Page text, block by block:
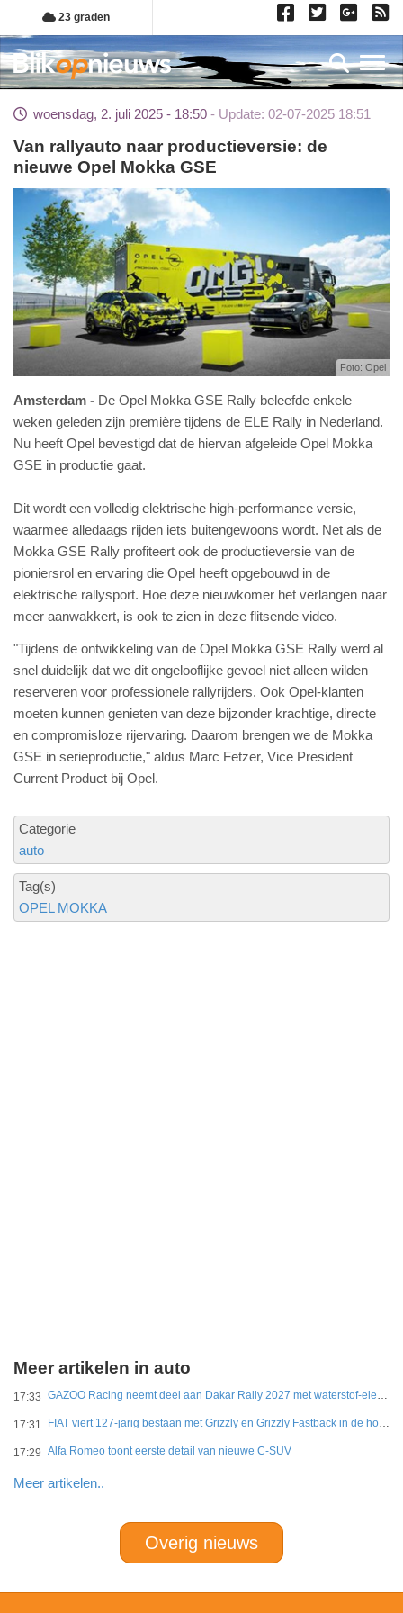
Overslaan
en
naar
de
gaan
23 graden
woensdag, 2. juli 2025 - 18:50 Update: 02-07-2025 18:51
Van rallyauto naar productieversie: de
nieuwe Opel Mokka GSE
Foto: Opel
Amsterdam
De Opel Mokka GSE Rally beleefde enkele
weken geleden zijn première tijdens de ELE Rally in Nederland.
Nu heeft Opel bevestigd dat de hiervan afgeleide Opel Mokka
GSE in productie gaat.
Dit wordt een volledig elektrische high‑performance versie,
waarmee alledaags rijden iets buitengewoons wordt. Net als de
Mokka GSE Rally profiteert ook de productieversie van de
pioniersrol en ervaring die Opel heeft opgebouwd in de
elektrische rallysport. Hoe deze nieuwkomer het verlangen naar
meer aanwakkert, is ook te zien in deze flitsende video.
"Tijdens de ontwikkeling van de Opel Mokka GSE Rally werd al
snel duidelijk dat we dit ongelooflijke gevoel niet alleen wilden
reserveren voor professionele rallyrijders. Ook Opel‑klanten
moeten kunnen genieten van deze bijzonder krachtige, directe
en compromisloze rijervaring. Daarom brengen we de Mokka
GSE in serieproductie," aldus Marc Fetzer, Vice President
Current Product bij Opel.
Categorie
auto
Tag(s)
OPEL MOKKA
Meer artikelen in auto
17:33 GAZOO Racing neemt deel aan Dakar Rally 2027 met waterstof-elektrisch prototype van DKR GR Hilux
17:31 FIAT viert 127-jarig bestaan met Grizzly en Grizzly Fastback in de hoofdrol
17:29 Alfa Romeo toont eerste detail van nieuwe C-SUV
Meer artikelen..
Overig nieuws